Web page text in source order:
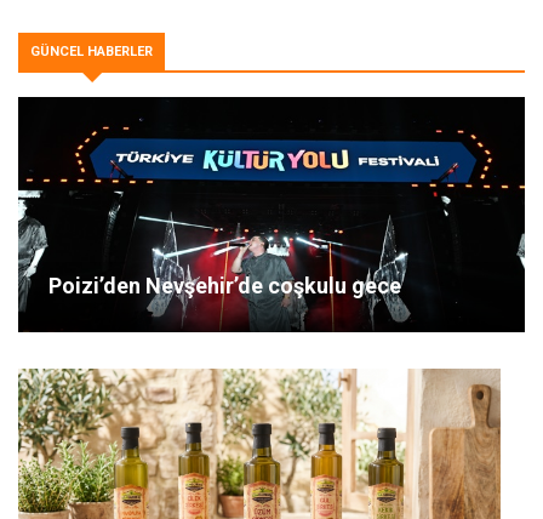
GÜNCEL HABERLER
Poizi’den Nevşehir’de coşkulu gece